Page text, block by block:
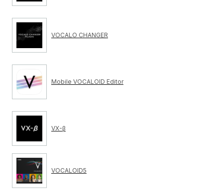
VOCALO CHANGER
Mobile VOCALOID Editor
VX-β
VOCALOID5